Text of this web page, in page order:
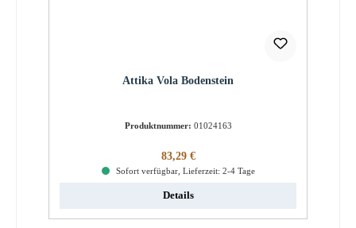
Attika Vola Bodenstein
Produktnummer: 01024163
Regulärer Preis:
83,29 €
Sofort verfügbar, Lieferzeit: 2-4 Tage
Details